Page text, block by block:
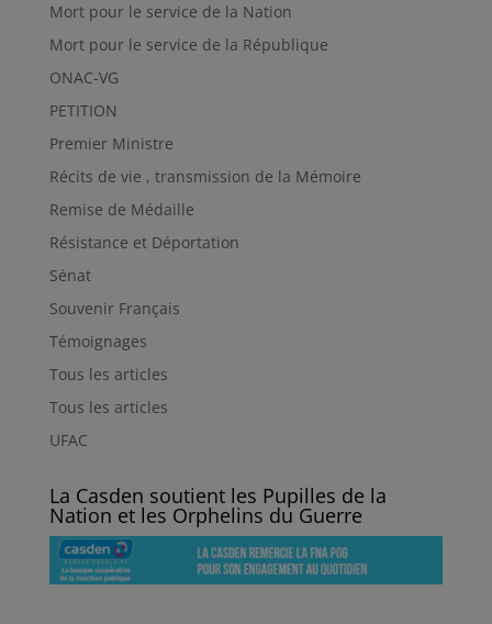
Mort pour le service de la Nation
Mort pour le service de la République
ONAC-VG
PETITION
Premier Ministre
Récits de vie , transmission de la Mémoire
Remise de Médaille
Résistance et Déportation
Sénat
Souvenir Français
Témoignages
Tous les articles
Tous les articles
UFAC
La Casden soutient les Pupilles de la
Nation et les Orphelins du Guerre